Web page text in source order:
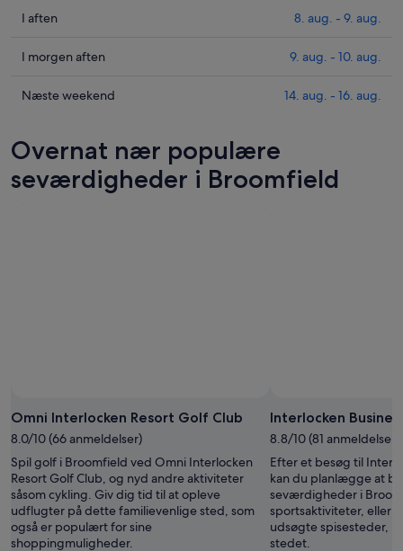
Tjek
i
for
8.
-
I aften 8. aug. - 9. aug.
Tjek
i
i
aften,
I morgen aften 9. aug. - 10. aug.
Tjek
Broomfield
for
næste
Næste weekend 14. aug. - 16. aug.
Overnat nær populære
seværdigheder i Broomfield
Omni Interlocken Resort Golf Club
8.0/10 (66 anmeldelser)
Spil golf i Broomfield ved Omni Interlocken
Resort Golf Club, og nyd andre aktiviteter
såsom cykling. Giv dig tid til at opleve
udflugter på dette familievenlige sted, som
også er populært for sine
shoppingmuligheder.
Interlocken
8.8/10 (81 anmeldelser)
Efter et besøg til
kan du planlægge at
seværdigheder i
sportsaktiviteter, eller
udsøgte spisesteder,
stedet.